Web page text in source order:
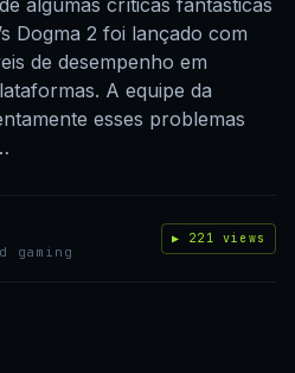
algumas críticas fantásticas
Dogma 2 foi lançado com
de desempenho em
A equipe da
esses problemas
gaming
▶ 221 views